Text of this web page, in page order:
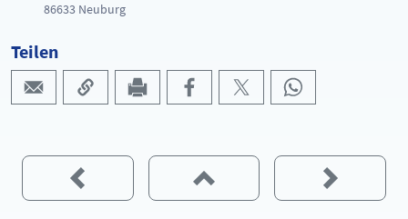
86633 Neuburg
Teilen